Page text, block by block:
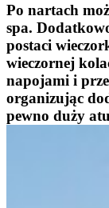
Po nartach
spa.
postaci
wieczornej
napojami i
organizując
pewno duży